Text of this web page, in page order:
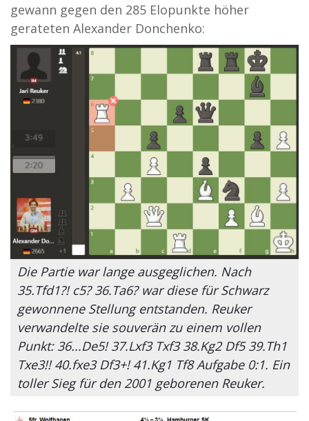
gewann gegen den 285 Elopunkte höher
gerateten Alexander Donchenko:
Die Partie war lange ausgeglichen. Nach
35.Tfd1?! c5? 36.Ta6? war diese für Schwarz
gewonnene Stellung entstanden. Reuker
verwandelte sie souverän zu einem vollen
Punkt: 36...De5! 37.Lxf3 Txf3 38.Kg2 Df5 39.Th1
Txe3!! 40.fxe3 Df3+! 41.Kg1 Tf8 Aufgabe 0:1. Ein
toller Sieg für den 2001 geborenen Reuker.